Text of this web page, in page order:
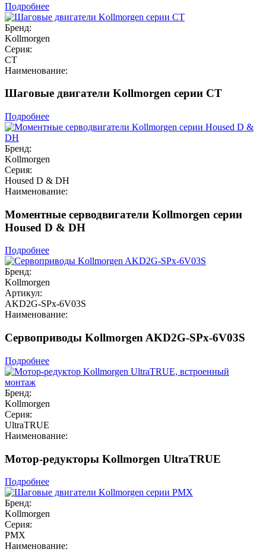
Подробнее
Бренд:
Kollmorgen
Серия:
CT
Наименование:
Шаговые двигатели Kollmorgen серии CT
Подробнее
Бренд:
Kollmorgen
Серия:
Housed D & DH
Наименование:
Моментные серводвигатели Kollmorgen серии
Housed D & DH
Подробнее
Бренд:
Kollmorgen
Артикул:
AKD2G-SPx-6V03S
Наименование:
Сервоприводы Kollmorgen AKD2G-SPx-6V03S
Подробнее
Бренд:
Kollmorgen
Серия:
UltraTRUE
Наименование:
Мотор-редукторы Kollmorgen UltraTRUE
Подробнее
Бренд:
Kollmorgen
Серия:
PMX
Наименование: